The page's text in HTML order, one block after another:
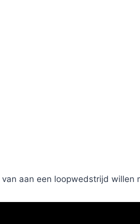
van aan een loopwedstrijd willen